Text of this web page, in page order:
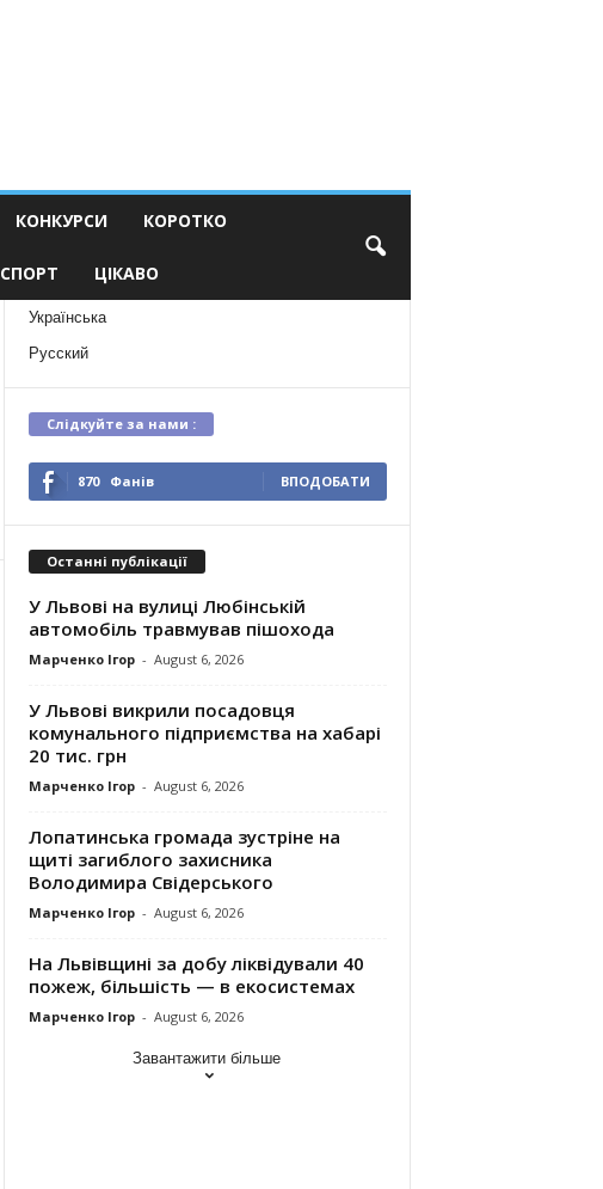
КОНКУРСИ КОРОТКО
СПОРТ ЦІКАВО
Українська
Русский
Слідкуйте за нами :
870 Фанів ВПОДОБАТИ
Останні публікації
У Львові на вулиці Любінській
автомобіль травмував пішохода
Марченко Ігор - August 6, 2026
У Львові викрили посадовця
комунального підприємства на хабарі
20 тис. грн
Марченко Ігор - August 6, 2026
Лопатинська громада зустріне на
щиті загиблого захисника
Володимира Свідерського
Марченко Ігор - August 6, 2026
На Львівщині за добу ліквідували 40
пожеж, більшість — в екосистемах
Марченко Ігор - August 6, 2026
Завантажити більше